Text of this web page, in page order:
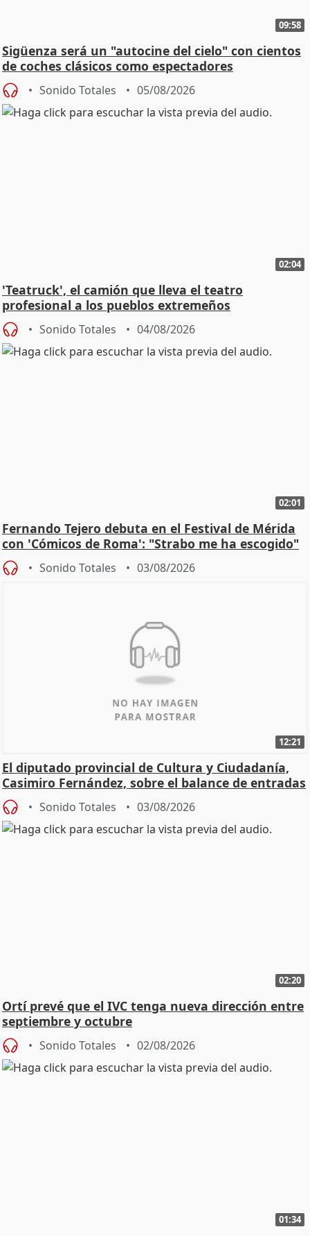
09:58
Sigüenza será un "autocine del cielo" con cientos
de coches clásicos como espectadores
Sonido Totales 05/08/2026
02:04
'Teatruck', el camión que lleva el teatro
profesional a los pueblos extremeños
Sonido Totales 04/08/2026
02:01
Fernando Tejero debuta en el Festival de Mérida
con 'Cómicos de Roma': "Strabo me ha escogido"
Sonido Totales 03/08/2026
12:21
El diputado provincial de Cultura y Ciudadanía,
Casimiro Fernández, sobre el balance de entradas
Sonido Totales 03/08/2026
02:20
Ortí prevé que el IVC tenga nueva dirección entre
septiembre y octubre
Sonido Totales 02/08/2026
01:34